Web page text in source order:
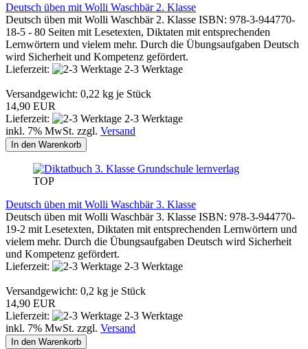
Deutsch üben mit Wolli Waschbär 2. Klasse
Deutsch üben mit Wolli Waschbär 2. Klasse ISBN: 978-3-944770-
18-5 - 80 Seiten mit Lesetexten, Diktaten mit entsprechenden
Lernwörtern und vielem mehr. Durch die Übungsaufgaben Deutsch
wird Sicherheit und Kompetenz gefördert.
Lieferzeit:
2-3 Werktage
Versandgewicht: 0,22 kg je Stück
14,90 EUR
Lieferzeit:
2-3 Werktage
inkl. 7% MwSt. zzgl. Versand
In den Warenkorb
lernverlag
TOP
Deutsch üben mit Wolli Waschbär 3. Klasse
Deutsch üben mit Wolli Waschbär 3. Klasse ISBN: 978-3-944770-
19-2 mit Lesetexten, Diktaten mit entsprechenden Lernwörtern und
vielem mehr. Durch die Übungsaufgaben Deutsch wird Sicherheit
und Kompetenz gefördert.
Lieferzeit:
2-3 Werktage
Versandgewicht: 0,2 kg je Stück
14,90 EUR
Lieferzeit:
2-3 Werktage
inkl. 7% MwSt. zzgl. Versand
In den Warenkorb